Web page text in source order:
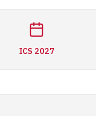
ICS 2027